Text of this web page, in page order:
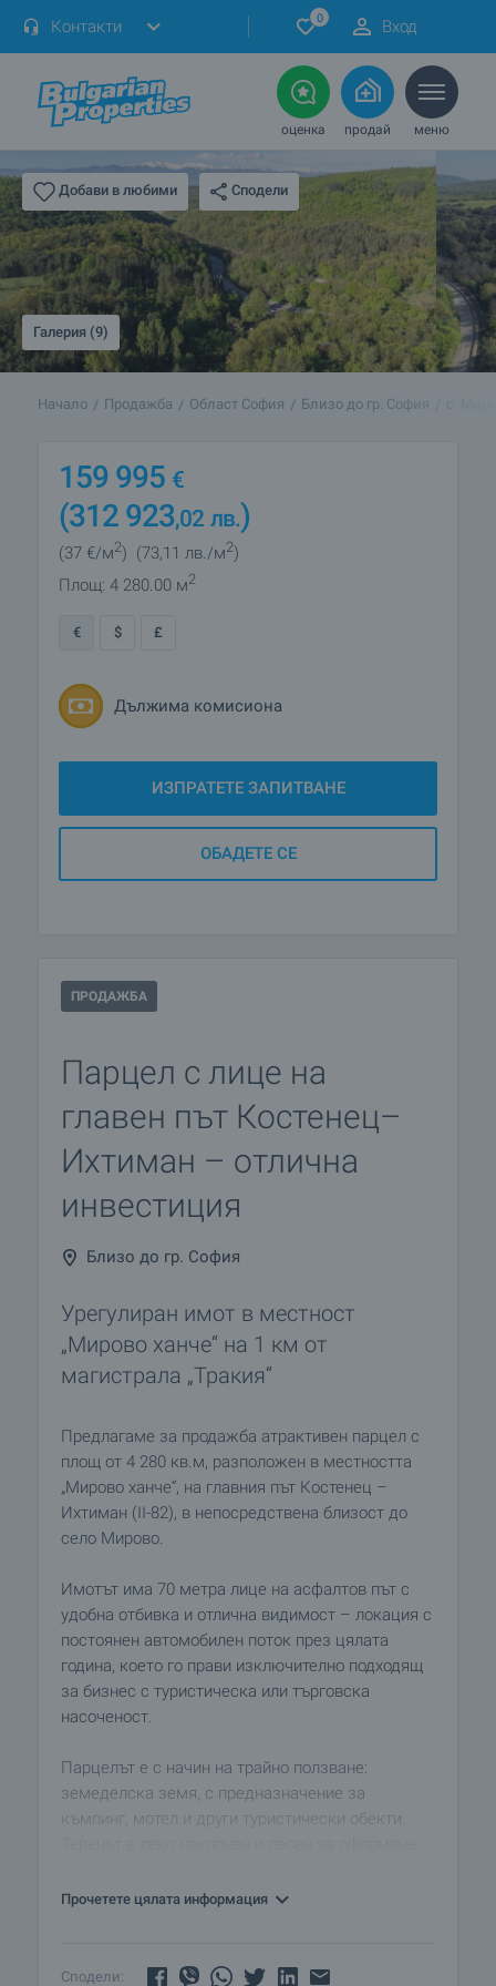
Контакти 0 Вход
оценка продай меню
Добави в любими Сподели
Галерия (9)
Начало Продажба Област София Близо до гр. София
159 995 €
(312 923,02 лв.)
(37 €/м2) (73,11 лв./м2)
Площ: 4 280.00 м2
€ $ £
Дължима комисиона
ИЗПРАТЕТЕ ЗАПИТВАНЕ
ОБАДЕТЕ СЕ
ПРОДАЖБА
Парцел с лице на
главен път Костенец–
Ихтиман – отлична
инвестиция
Близо до гр. София
Урегулиран имот в местност
„Мирово ханче“ на 1 км от
магистрала „Тракия“
Предлагаме за продажба атрактивен парцел с
площ от 4 280 кв.м, разположен в местността
„Мирово ханче“, на главния път Костенец –
Ихтиман (II-82), в непосредствена близост до
село Мирово.
Имотът има 70 метра лице на асфалтов път с
удобна отбивка и отлична видимост – локация с
постоянен автомобилен поток през цялата
година, което го прави изключително подходящ
за бизнес с туристическа или търговска
насоченост.
Парцелът е с начин на трайно ползване:
земеделска земя, с предназначение за
къмпинг, мотел и други туристически обекти.
автомагистрала „Тракия“, 10 км от Ихтиман, 14
Прочетете цялата информация
Сподели: